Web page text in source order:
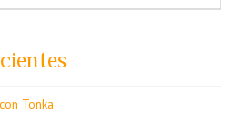
Tonka